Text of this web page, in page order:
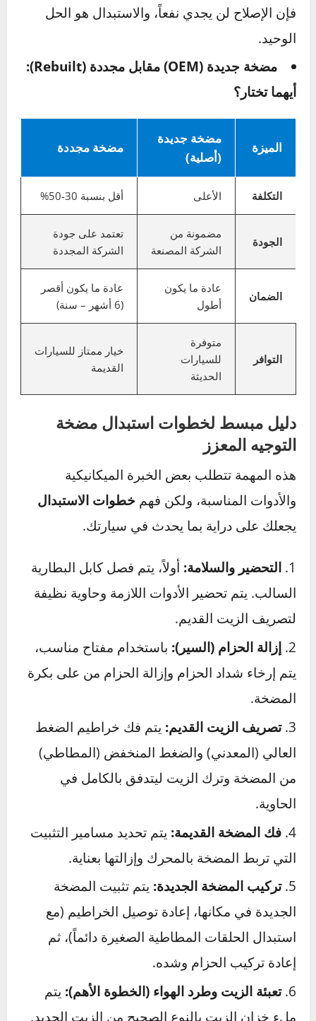
متى يكون الإصلاح ممكناً؟
مجرد تسريب خارجي بسيط من الصوف أو الحلقات
المطاطية والمضخة لا تصدر صوتاً قوياً، يمكن
للميكانيكي استخدام “طقم إصلاح” يحتوي على هذه
القطع المطاطية لحل المشكلة بتكلفة منخفضة.
هذا الخيار يسمى إصلاح مضخة التوجيه
متى يكون الاستبدال حتمياً؟
إذا كان هناك تلف
داخلي في المكونات الميكانيكية، أو تسمع صوت
ونة وطحن قوي، أو يوجد كسر في جسم المضخة،
فإن الإصلاح لن يجدي نفعاً، والاستبدال هو الحل
الوحيد.
أيهما تختار؟
الميزة
مضخة جديدة
(أصلية)
مضخة مجددة
التكلفة الأعلى أقل بنسبة 30-50%
الجودة
مضمونة من
الشركة المصنعة
تعتمد على جودة
الشركة المجددة
عادة ما يكون
أطول
عادة ما يكون أقصر
التوافر
متوفرة
للسيارات
القديمة
دليل مبسط لخطوات استبدال مضخة
التوجيه المعزز
هذه المهمة تتطلب بعض الخبرة الميكانيكية
والأدوات المناسبة، ولكن فهم خطوات الاستبدال
التحضير والسلامة: أولاً، يتم فصل كابل البطارية
السالب. يتم تحضير الأدوات اللازمة وحاوية نظيفة
لتصريف الزيت القديم.
إزالة الحزام (السير):باستخدام مفتاح مناسب،
يتم إرخاء شداد الحزام وإزالة الحزام من على بكرة
المضخة.